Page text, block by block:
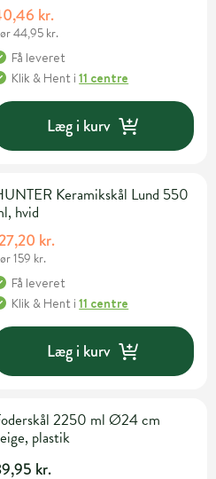
kr.
44,95 kr.
Få leveret
Klik & Hent i11 centre
Læg i kurv
Keramikskål Lund 550
hvid
kr.
159 kr.
Få leveret
Klik & Hent i11 centre
Læg i kurv
2250 ml Ø24 cm
plastik
kr.